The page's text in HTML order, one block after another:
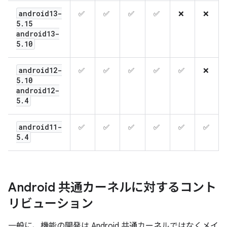
android13-
5. 15
android13-
5. 10
✅ ✅ ✅ ✅ ❌ ❌
android12-
5. 10
android12-
5. 4
✅ ✅ ✅ ✅ ✅ ❌
android11-
5. 4
✅ ✅ ✅ ✅ ✅ ✅
Android 共通カーネルに対するコント
リビューション